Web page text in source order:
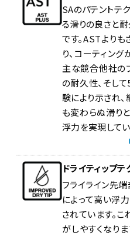
SAのパテントテ
る滑りの良さと
です。ASTより
り、コーティン
主な競合他社の
の耐久性、そし
験により示され
も変わらぬ滑り
浮力を実現してい
ドライティップテ
フライライン先
によって高い浮
されています。
がしやすくなり